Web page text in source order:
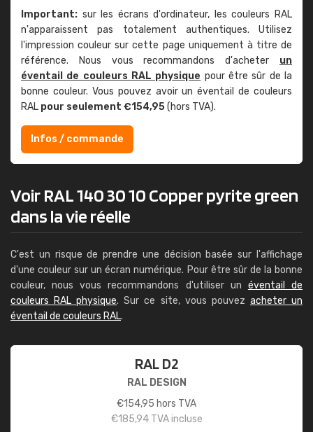
Important: sur les écrans d'ordinateur, les couleurs RAL
n'apparaissent pas totalement authentiques. Utilisez
l'impression couleur sur cette page uniquement à titre de
référence. Nous vous recommandons d'acheter un
éventail de couleurs RAL physique pour être sûr de la
bonne couleur. Vous pouvez avoir un éventail de couleurs
RAL pour seulement €154,95(hors TVA).
Infos / commande
Voir RAL 140 30 10 Copper pyrite green
dans la vie réelle
C'est un risque de prendre une décision basée sur l'affichage
d'une couleur sur un écran numérique. Pour être sûr de la bonne
couleur, nous vous recommandons d'utiliser un éventail de
couleurs RAL physique. Sur ce site, vous pouvez acheter un
éventail de couleurs RAL.
RAL D2
RAL DESIGN
€154,95 hors TVA
€185,94TVA incluse